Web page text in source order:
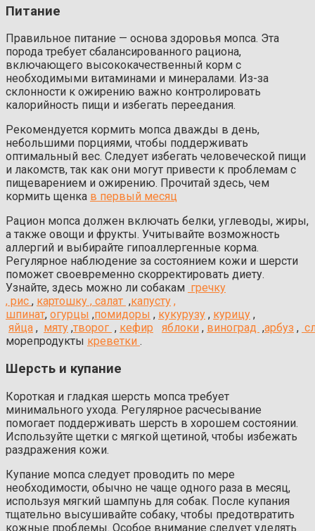
Питание
Правильное питание — основа здоровья мопса. Эта
порода требует сбалансированного рациона,
включающего высококачественный корм с
необходимыми витаминами и минералами. Из-за
склонности к ожирению важно контролировать
калорийность пищи и избегать переедания.
Рекомендуется кормить мопса дважды в день,
небольшими порциями, чтобы поддерживать
оптимальный вес. Следует избегать человеческой пищи
и лакомств, так как они могут привести к проблемам с
пищеварением и ожирению. Прочитай здесь, чем
кормить щенка в первый месяц
Рацион мопса должен включать белки, углеводы, жиры,
а также овощи и фрукты. Учитывайте возможность
аллергий и выбирайте гипоаллергенные корма.
Регулярное наблюдение за состоянием кожи и шерсти
поможет своевременно скорректировать диету.
Узнайте, здесь можно ли собакам гречку
, рис , картошку , салат ,капусту ,
шпинат, огурцы ,помидоры , кукурузу , курицу ,
яйца , мяту ,творог , кефир яблоки , виноград ,арбуз ,
морепродукты креветки .
Шерсть и купание
Короткая и гладкая шерсть мопса требует
минимального ухода. Регулярное расчесывание
помогает поддерживать шерсть в хорошем состоянии.
Используйте щетки с мягкой щетиной, чтобы избежать
раздражения кожи.
Купание мопса следует проводить по мере
необходимости, обычно не чаще одного раза в месяц,
используя мягкий шампунь для собак. После купания
тщательно высушивайте собаку, чтобы предотвратить
кожные проблемы. Особое внимание следует уделять